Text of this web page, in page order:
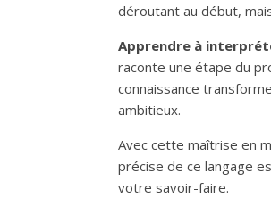
déroutant au début,
Apprendre à
raconte une étape du
connaissance
ambitieux.
Avec cette maîtrise en
précise de ce langage
votre savoir-faire.